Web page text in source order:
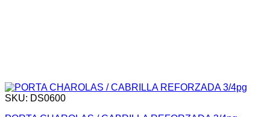
SKU: DS0600